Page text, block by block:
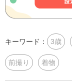
キーワード： 3歳
前撮り 着物